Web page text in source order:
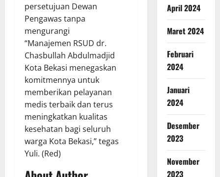
persetujuan Dewan
Pengawas tanpa
mengurangi
“Manajemen RSUD dr.
Chasbullah Abdulmadjid
Kota Bekasi menegaskan
komitmennya untuk
memberikan pelayanan
medis terbaik dan terus
meningkatkan kualitas
kesehatan bagi seluruh
warga Kota Bekasi,” tegas
Yuli. (Red)
April 2024
Maret 2024
Februari
2024
Januari
2024
Desember
2023
November
2023